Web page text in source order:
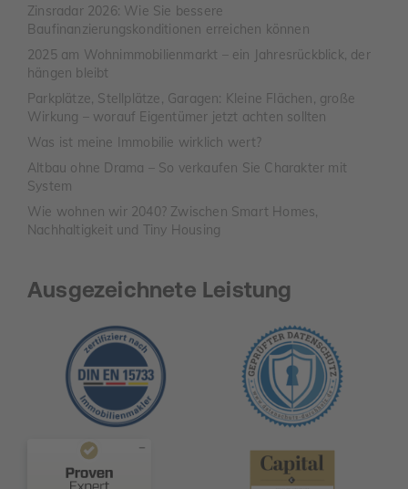
Zinsradar 2026: Wie Sie bessere
Baufinanzierungskonditionen erreichen können
2025 am Wohnimmobilienmarkt – ein Jahresrückblick, der
hängen bleibt
Parkplätze, Stellplätze, Garagen: Kleine Flächen, große
Wirkung – worauf Eigentümer jetzt achten sollten
Was ist meine Immobilie wirklich wert?
Altbau ohne Drama – So verkaufen Sie Charakter mit
System
Wie wohnen wir 2040? Zwischen Smart Homes,
Nachhaltigkeit und Tiny Housing
Ausgezeichnete Leistung
Kundenbewertungen und Erfahrungen zu